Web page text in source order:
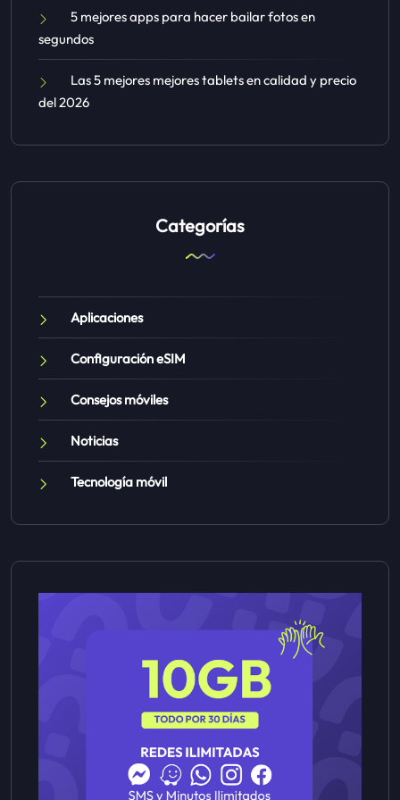
5 mejores apps para hacer bailar fotos en
segundos
Las 5 mejores mejores tablets en calidad y precio
del 2026
Categorías
Aplicaciones
Configuración eSIM
Consejos móviles
Noticias
Tecnología móvil